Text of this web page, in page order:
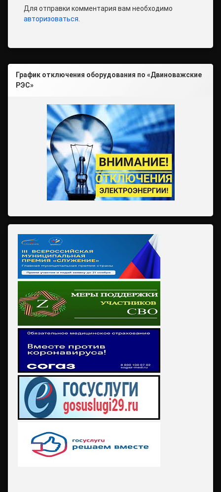
Для отправки комментария вам необходимо
авторизоваться
График отключения оборудования по «Двиноважские
РЭС»